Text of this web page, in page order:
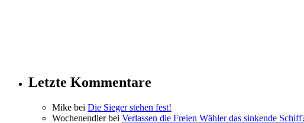
Letzte Kommentare
Mike bei Die Sieger stehen fest!
Wochenendler bei Verlassen die Freien Wähler das sinkende